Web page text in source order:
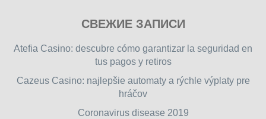
free
games
СВЕЖИЕ ЗАПИСИ
Atefia Casino: descubre cómo garantizar la seguridad en
tus pagos y retiros
Cazeus Casino: najlepšie automaty a rýchle výplaty pre
hráčov
Coronavirus disease 2019